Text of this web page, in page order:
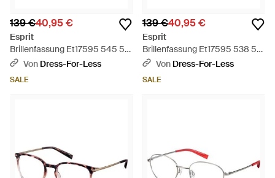
139 €40,95 €
Esprit
Brillenfassung Et17595 545 51
- Schwarz
Von Dress-For-Less
SALE
139 €40,95 €
Esprit
Brillenfassung Et17595 538 51 -
Schwarz
Von Dress-For-Less
SALE